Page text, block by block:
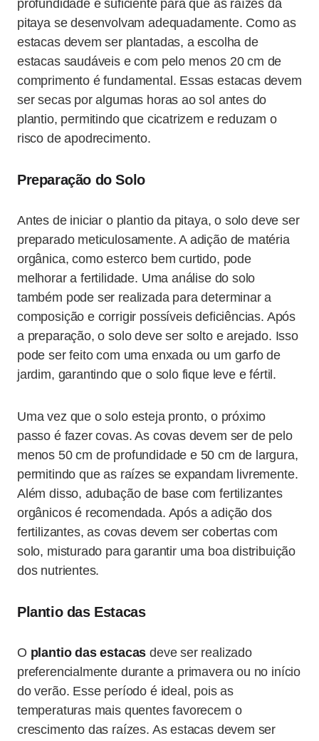
profundidade é suficiente para que as raízes da
pitaya se desenvolvam adequadamente. Como as
estacas devem ser plantadas, a escolha de
estacas saudáveis e com pelo menos 20 cm de
comprimento é fundamental. Essas estacas devem
ser secas por algumas horas ao sol antes do
plantio, permitindo que cicatrizem e reduzam o
risco de apodrecimento.
Preparação do Solo
Antes de iniciar o plantio da pitaya, o solo deve ser
preparado meticulosamente. A adição de matéria
orgânica, como esterco bem curtido, pode
melhorar a fertilidade. Uma análise do solo
também pode ser realizada para determinar a
composição e corrigir possíveis deficiências. Após
a preparação, o solo deve ser solto e arejado. Isso
pode ser feito com uma enxada ou um garfo de
jardim, garantindo que o solo fique leve e fértil.
Uma vez que o solo esteja pronto, o próximo
passo é fazer covas. As covas devem ser de pelo
menos 50 cm de profundidade e 50 cm de largura,
permitindo que as raízes se expandam livremente.
Além disso, adubação de base com fertilizantes
orgânicos é recomendada. Após a adição dos
fertilizantes, as covas devem ser cobertas com
solo, misturado para garantir uma boa distribuição
dos nutrientes.
Plantio das Estacas
O plantio das estacas deve ser realizado
preferencialmente durante a primavera ou no início
do verão. Esse período é ideal, pois as
temperaturas mais quentes favorecem o
crescimento das raízes. As estacas devem ser